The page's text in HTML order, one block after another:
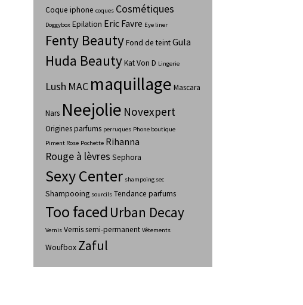
Coque iphone coques Cosmétiques
Doggybox Epilation Eric Favre Eye liner
Fenty BeautyFond de teintGula
Huda BeautyKat Von D Lingerie
Lush MAC maquillage Mascara
Nars Neejolie Novexpert
Origines parfums perruques Phone boutique
Piment Rose Pochette Rihanna
Rouge à lèvres Sephora
Sexy Center shampoing sec
Shampooing sourcils Tendance parfums
Too faced Urban Decay
Vernis Vernis semi-permanent Vêtements
Woufbox Zaful